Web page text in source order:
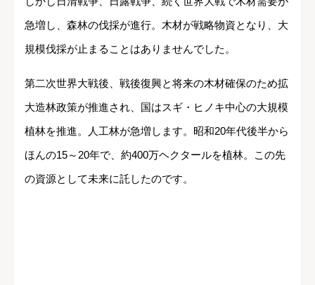
急増し、森林の伐採が進行。木材が戦略物資となり、大
規模伐採が止まることはありませんでした。
第二次世界大戦後、戦後復興と将来の木材確保のため拡
大造林政策が推進され、国はスギ・ヒノキ中心の大規模
植林を推進。人工林が急増します。昭和20年代後半から
ほんの15～20年で、約400万ヘクタールを植林。この先
の資源として未来に託したのです。